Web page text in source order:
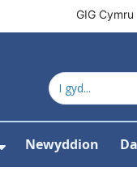
GIG Cymru
ar gyfer
Newyddion